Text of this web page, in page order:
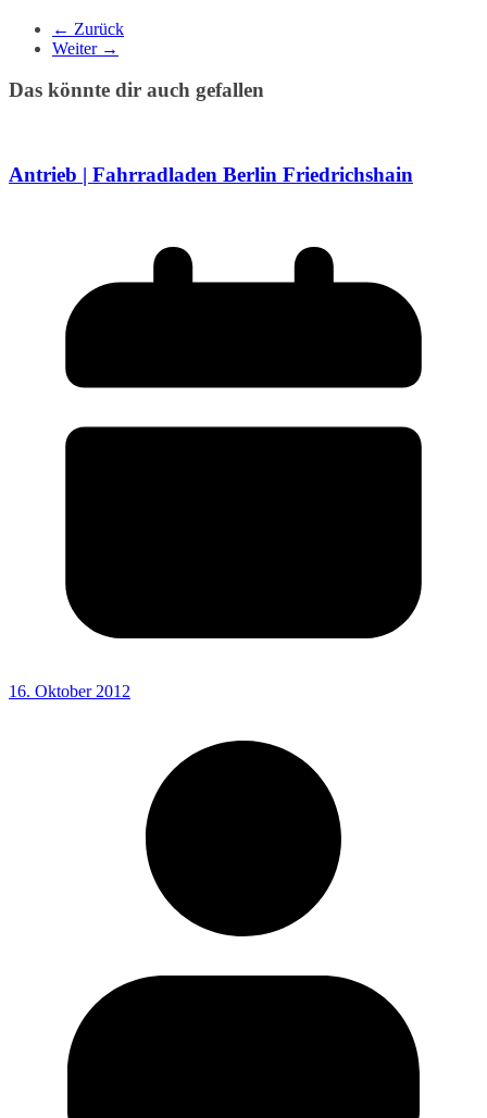
← Zurück
Weiter →
Das könnte dir auch gefallen
Antrieb | Fahrradladen Berlin Friedrichshain
16. Oktober 2012